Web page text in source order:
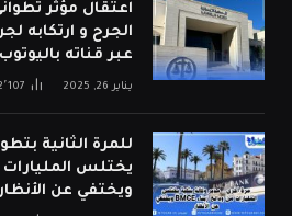
اعتقال مؤثر
الجرح و ارتكابه
عبر قناته باليوتوب
يناير 26, 2025
للمرة الثانية
ويختفي عن